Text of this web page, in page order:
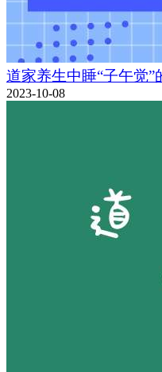
道家养生中睡“子午觉”
2023-10-08